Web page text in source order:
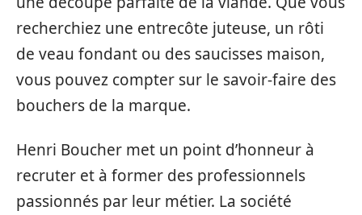
recherchiez une entrecôte juteuse, un rôti
de veau fondant ou des saucisses maison,
vous pouvez compter sur le savoir-faire des
bouchers de la marque.
Henri Boucher met un point d’honneur à
recruter et à former des professionnels
passionnés par leur métier. La société